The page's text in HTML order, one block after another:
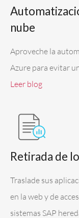
nube
Aproveche la
Azure para evitar
Leer blog
Retirada de
Traslade sus
en la web y de
sistemas SAP